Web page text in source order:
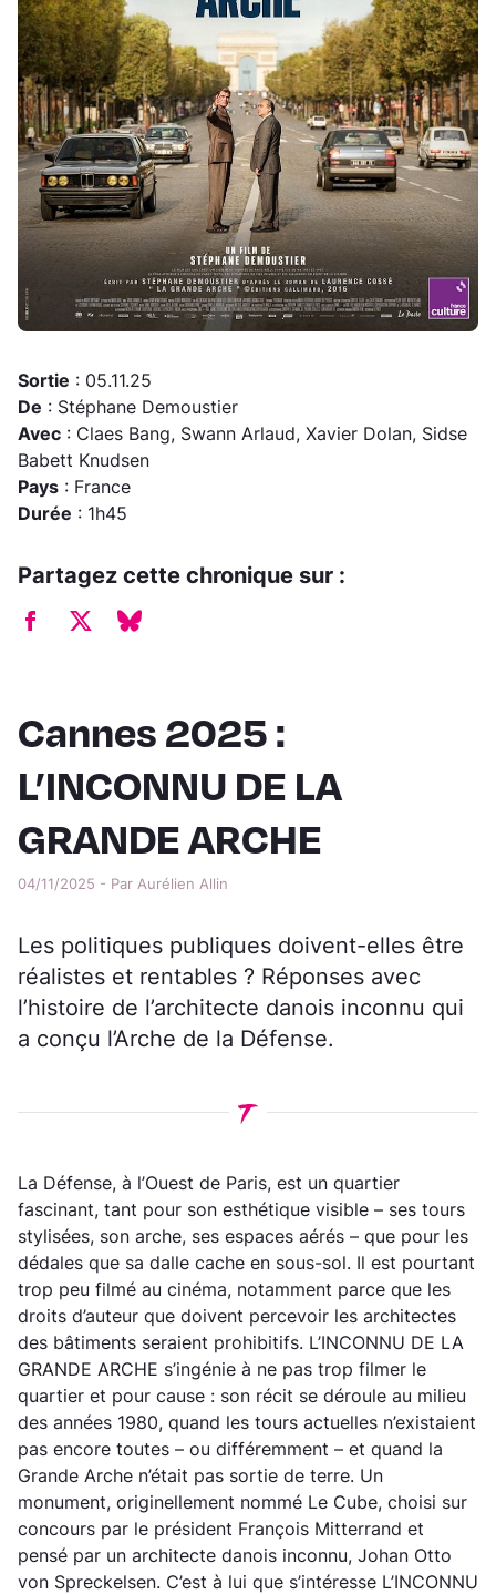
Cannes 2025 :
L’INCONNU DE LA
GRANDE ARCHE
04/11/2025 - Par Aurélien Allin
Les politiques publiques doivent-elles être
réalistes et rentables ? Réponses avec
l’histoire de l’architecte danois inconnu qui
a conçu l’Arche de la Défense.
La Défense, à l’Ouest de Paris, est un quartier
fascinant, tant pour son esthétique visible – ses tours
stylisées, son arche, ses espaces aérés – que pour les
dédales que sa dalle cache en sous-sol. Il est pourtant
trop peu filmé au cinéma, notamment parce que les
droits d’auteur que doivent percevoir les architectes
des bâtiments seraient prohibitifs. L’INCONNU DE LA
GRANDE ARCHE s’ingénie à ne pas trop filmer le
quartier et pour cause : son récit se déroule au milieu
des années 1980, quand les tours actuelles n’existaient
pas encore toutes – ou différemment – et quand la
Grande Arche n’était pas sortie de terre. Un
monument, originellement nommé Le Cube, choisi sur
concours par le président François Mitterrand et
pensé par un architecte danois inconnu, Johan Otto
von Spreckelsen. C’est à lui que s’intéresse L’INCONNU
Sortie : 05.11.25
De : Stéphane Demoustier
Avec : Claes Bang, Swann Arlaud, Xavier Dolan, Sidse
Babett Knudsen
Pays : France
Durée : 1h45
Partagez cette chronique sur :